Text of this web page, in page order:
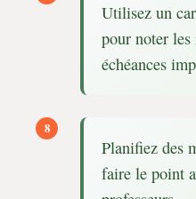
Utilisez un
pour noter les
échéances
Planifiez des
faire le point